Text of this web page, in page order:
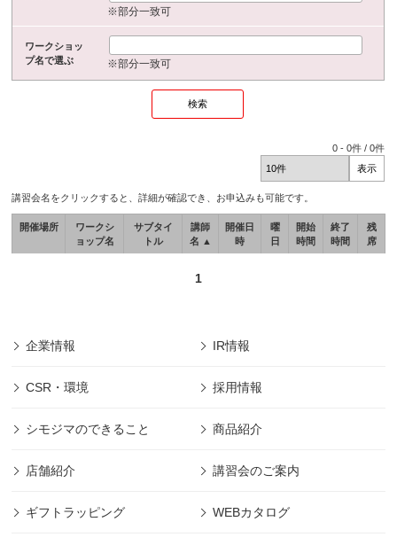
※部分一致可
ワークショッ
プ名で選ぶ
※部分一致可
0 -0件 /0件
講習会名をクリックすると、詳細が確認でき、お申込みも可能です。
開催場所
ワークシ
ョップ名
サブタイ
トル
講師
名 ▲
開催日
時
曜
日
開始
時間
終了
時間
残
席
1
企業情報 IR情報
CSR・環境 採用情報
シモジマのできること 商品紹介
店舗紹介 講習会のご案内
ギフトラッピング WEBカタログ